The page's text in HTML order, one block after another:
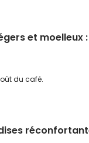
et moelleux :
du café.